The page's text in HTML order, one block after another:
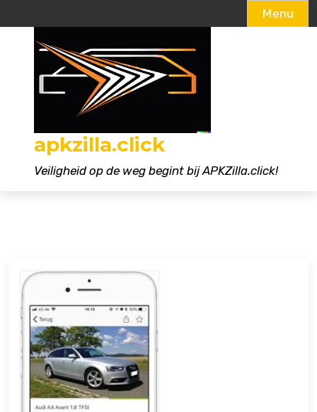
Menu
apkzilla.click
Veiligheid op de weg begint bij APKZilla.click!